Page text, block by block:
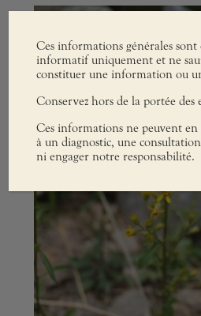
Ces informations générales
informatif uniquement et ne
constituer une information ou
Conservez hors de la portée des
Ces informations ne peuvent en
à un diagnostic, une
ni engager notre responsabilité.